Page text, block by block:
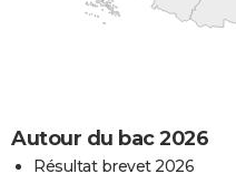
Autour du bac 2026
Résultat brevet 2026